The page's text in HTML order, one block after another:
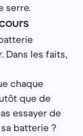
serre.
Dans les faits,
chaque
que de
essayer de
batterie ?